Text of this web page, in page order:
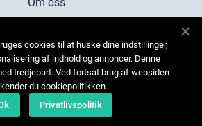
Kontakta oss
Sitemap
cookies til at huske dine indstillinger,
af indhold og annoncer. Denne
tredjepart. Ved fortsat brug af websiden
du cookiepolitikken.
Privatlivspolitik